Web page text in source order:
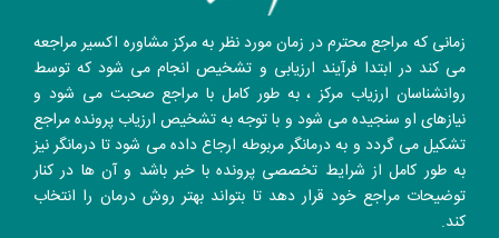
زمانی که مراجع محترم در زمان مورد نظر به مرکز مشاوره اکسیر مراجعه
می کند در ابتدا فرآیند ارزیابی و تشخیص انجام می شود که توسط
روانشناسان ارزیاب مرکز ، به طور کامل با مراجع صحبت می شود و
نیازهای او سنجیده می شود و با توجه به تشخیص ارزیاب پرونده مراجع
تشکیل می گردد و به درمانگر مربوطه ارجاع داده می شود تا درمانگر نیز
به طور کامل از شرایط تخصصی پرونده با خبر باشد و آن ها در کنار
توضیحات مراجع خود قرار دهد تا بتواند بهتر روش درمان را انتخاب
کند.